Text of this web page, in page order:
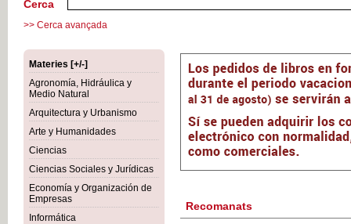
Cerca
>> Cerca avançada
Materies [+/-]
Agronomía, Hidráulica y
Medio Natural
Arquitectura y Urbanismo
Arte y Humanidades
Ciencias
Ciencias Sociales y Jurídicas
Economía y Organización de
Empresas
Informática
Recomanats